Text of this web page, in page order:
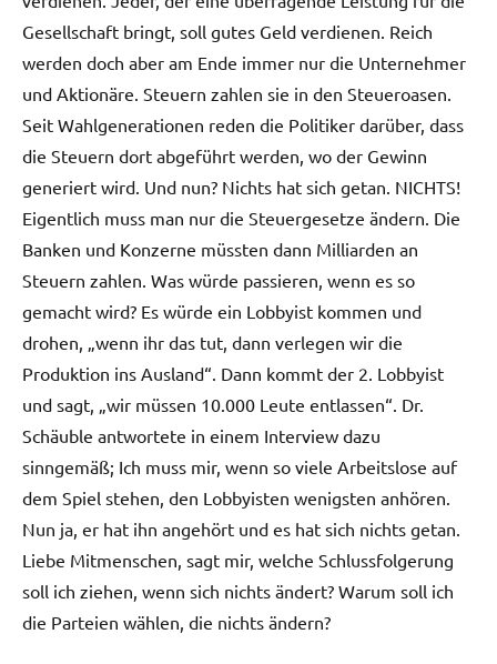
Gesellschaft bringt, soll gutes Geld verdienen. Reich
werden doch aber am Ende immer nur die Unternehmer
und Aktionäre. Steuern zahlen sie in den Steueroasen.
Seit Wahlgenerationen reden die Politiker darüber, dass
die Steuern dort abgeführt werden, wo der Gewinn
generiert wird. Und nun? Nichts hat sich getan. NICHTS!
Eigentlich muss man nur die Steuergesetze ändern. Die
Banken und Konzerne müssten dann Milliarden an
Steuern zahlen. Was würde passieren, wenn es so
gemacht wird? Es würde ein Lobbyist kommen und
drohen, „wenn ihr das tut, dann verlegen wir die
Produktion ins Ausland“. Dann kommt der 2. Lobbyist
und sagt, „wir müssen 10.000 Leute entlassen“. Dr.
Schäuble antwortete in einem Interview dazu
sinngemäß; Ich muss mir, wenn so viele Arbeitslose auf
dem Spiel stehen, den Lobbyisten wenigsten anhören.
Nun ja, er hat ihn angehört und es hat sich nichts getan.
Liebe Mitmenschen, sagt mir, welche Schlussfolgerung
soll ich ziehen, wenn sich nichts ändert? Warum soll ich
die Parteien wählen, die nichts ändern?